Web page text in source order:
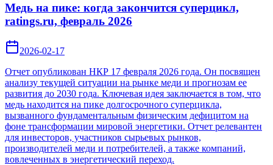
Медь на пике: когда закончится суперцикл,
ratings.ru, февраль 2026
2026-02-17
Отчет опубликован НКР 17 февраля 2026 года. Он посвящен
анализу текущей ситуации на рынке меди и прогнозам ее
развития до 2030 года. Ключевая идея заключается в том, что
медь находится на пике долгосрочного суперцикла,
вызванного фундаментальным физическим дефицитом на
фоне трансформации мировой энергетики. Отчет релевантен
для инвесторов, участников сырьевых рынков,
производителей меди и потребителей, а также компаний,
вовлеченных в энергетический переход.